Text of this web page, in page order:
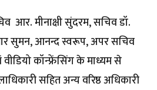
आर. मीनाक्षी सुंदरम, सचिव डॉ.
सुमन, आनन्द स्वरूप, अपर सचिव
कॉन्फ्रेंसिंग के माध्यम से
सहित अन्य वरिष्ठ अधिकारी